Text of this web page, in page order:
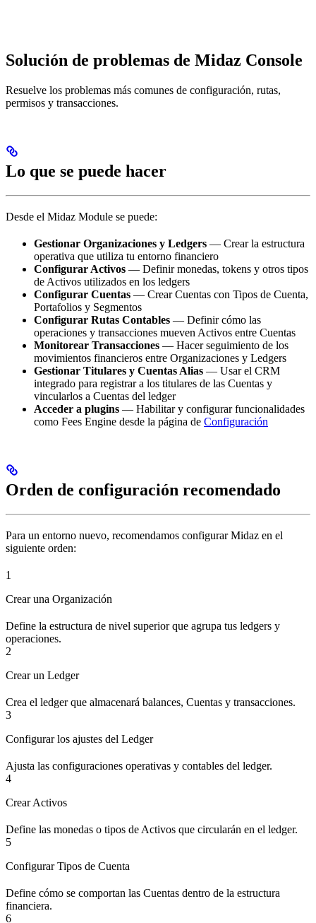
Solución de problemas de Midaz Console
Resuelve los problemas más comunes de configuración, rutas,
permisos y transacciones.
Lo que se puede hacer
Desde el Midaz Module se puede:
Gestionar Organizaciones y Ledgers — Crear la estructura
operativa que utiliza tu entorno financiero
Configurar Activos — Definir monedas, tokens y otros tipos
de Activos utilizados en los ledgers
Configurar Cuentas — Crear Cuentas con Tipos de Cuenta,
Portafolios y Segmentos
Configurar Rutas Contables — Definir cómo las
operaciones y transacciones mueven Activos entre Cuentas
Monitorear Transacciones — Hacer seguimiento de los
movimientos financieros entre Organizaciones y Ledgers
Gestionar Titulares y Cuentas Alias — Usar el CRM
integrado para registrar a los titulares de las Cuentas y
vincularlos a Cuentas del ledger
Acceder a plugins — Habilitar y configurar funcionalidades
como Fees Engine desde la página de Configuración
Orden de configuración recomendado
Para un entorno nuevo, recomendamos configurar Midaz en el
siguiente orden:
1
Crear una Organización
Define la estructura de nivel superior que agrupa tus ledgers y
operaciones.
2
Crear un Ledger
Crea el ledger que almacenará balances, Cuentas y transacciones.
3
Configurar los ajustes del Ledger
Ajusta las configuraciones operativas y contables del ledger.
4
Crear Activos
Define las monedas o tipos de Activos que circularán en el ledger.
5
Configurar Tipos de Cuenta
Define cómo se comportan las Cuentas dentro de la estructura
financiera.
6